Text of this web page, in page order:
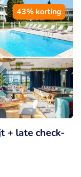
43% korting
+ late check-